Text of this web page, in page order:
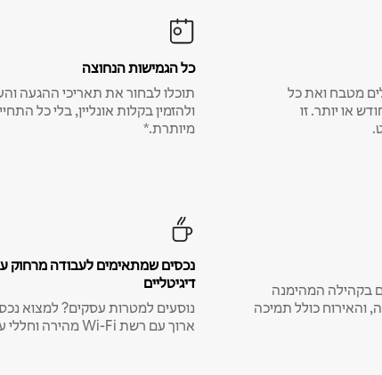
מטבח ואת כל
או יותר. זו
כל הגמישות הנחוצה
תוכלו לבחור את תאריכי ההגעה
ולהזמין בקלות אונליין, בלי כל
מיותרת.*
בקהילה המהימנה
והאירוח כולל תמיכה
נכסים שמתאימים לעבודה מרחוק
דיגיטליים
נוסעים למטרות עסקים? למצוא
ארוך עם רשת Wi-Fi מהירה וחללי עבודה ייעודיים.